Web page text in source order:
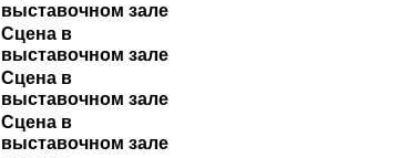
выставочном зале
Сцена в
выставочном зале
Сцена в
выставочном зале
Сцена в
выставочном зале